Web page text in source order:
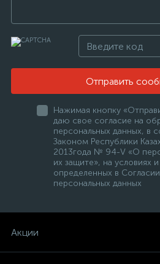
Отправить
Нажимая кнопку
даю свое согласие на
персональных данных, в
Законом Республики
2013года № 94-V «О
их защите», на условиях
определенных в
персональных данных
Акции